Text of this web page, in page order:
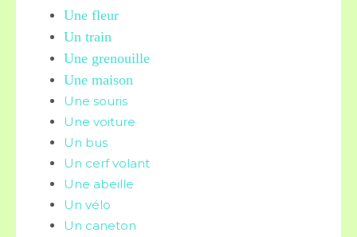
Une fleur
Un train
Une grenouille
Une maison
Une souris
Une voiture
Un bus
Un cerf volant
Une abeille
Un vélo
Un caneton